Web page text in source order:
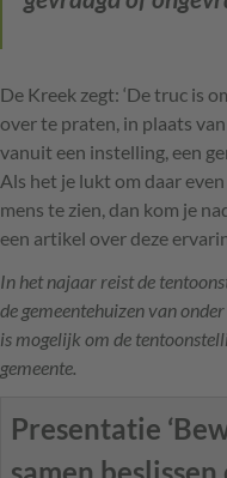
De Kreek zegt: ‘De truc is
over te praten, in plaats
vanuit een instelling, een
Als het je lukt om daar
mens te zien, dan kom je
een artikel over deze
In het najaar reist de
de gemeentehuizen van
is mogelijk om de
gemeente.
Presentatie